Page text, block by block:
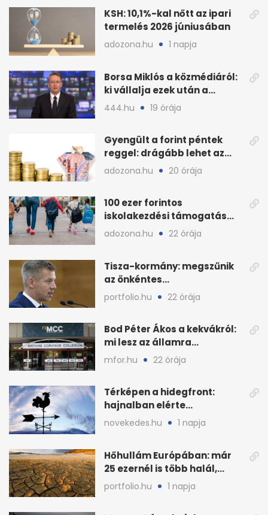
KSH: 10,1%-kal nőtt az ipari
termelés 2026 júniusában
adozona.hu 1 napja
Borsa Miklós a közmédiáról:
ki vállalja ezek után a
munkát?
444.hu 19 órája
Gyengült a forint péntek
reggel: drágább lehet az
euró és a dollár
adozona.hu 20 órája
100 ezer forintos
iskolakezdési támogatás
2026 őszén: adózás,
adozona.hu 22 órája
Tisza-kormány: megszűnik
az önkéntes
fogyasztáscsökkentés
portfolio.hu 22 órája
Bod Péter Ákos a kekvákról:
mi lesz az államra
visszaszálló vagyonnal?
mfor.hu 22 órája
Térképen a hidegfront:
hajnalban elérte
Magyarország határát
novekedes.hu 1 napja
Hőhullám Európában: már
25 ezernél is több halál,
folytatódhat
portfolio.hu 1 napja